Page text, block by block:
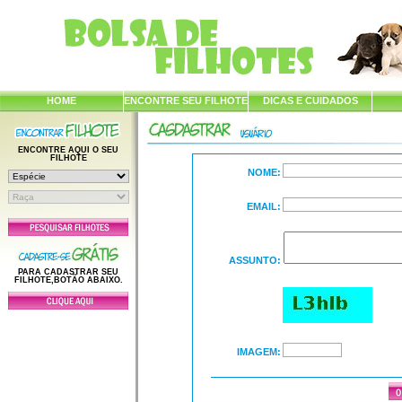
HOME ENCONTRE SEU FILHOTE DICAS E CUIDADOS
ENCONTRE AQUI O SEU
FILHOTE
PARA CADASTRAR SEU
FILHOTE,BOTÃO ABAIXO.
NOME:
EMAIL:
ASSUNTO:
IMAGEM: